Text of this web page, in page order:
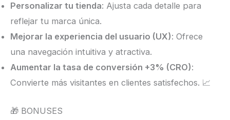
Personalizar tu tienda: Ajusta cada detalle para
reflejar tu marca única.
Mejorar la experiencia del usuario (UX): Ofrece
una navegación intuitiva y atractiva.
Aumentar la tasa de conversión +3% (CRO):
Convierte más visitantes en clientes satisfechos. 📈
🎁 BONUSES